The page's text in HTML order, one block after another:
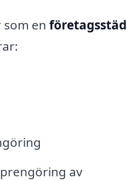
en företagsstäd
av